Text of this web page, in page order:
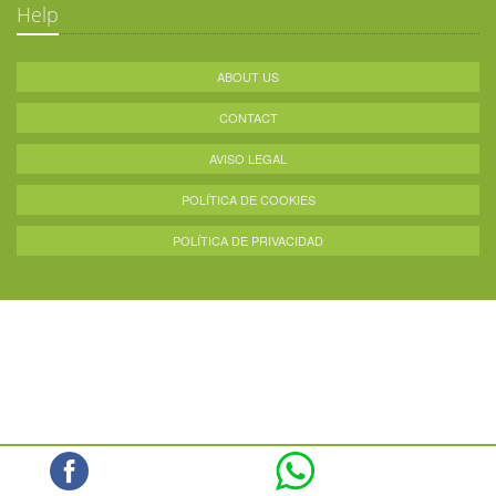
Help
ABOUT US
CONTACT
AVISO LEGAL
POLÍTICA DE COOKIES
POLÍTICA DE PRIVACIDAD